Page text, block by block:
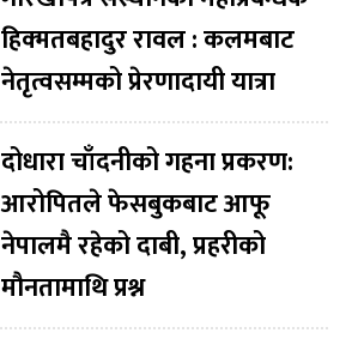
हिक्मतबहादुर रावल : कलमबाट
नेतृत्वसम्मको प्रेरणादायी यात्रा
दोधारा चाँदनीको गहना प्रकरण:
आरोपितले फेसबुकबाट आफू
नेपालमै रहेको दाबी, प्रहरीको
मौनतामाथि प्रश्न